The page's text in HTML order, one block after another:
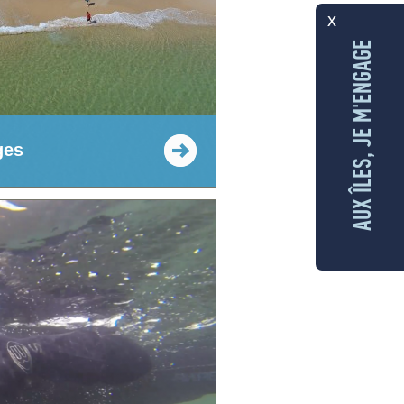
x
AUX ÎLES, JE M'ENGAGE